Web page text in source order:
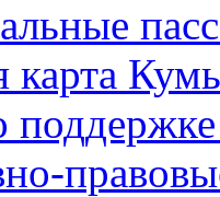
карта